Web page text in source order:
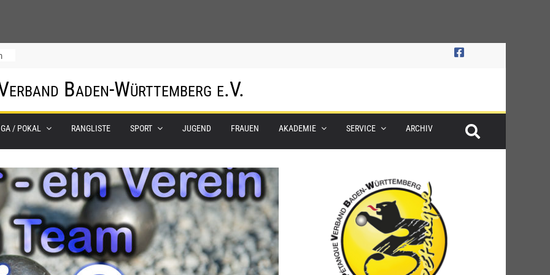
Baden-Württemberg e.V.
/ POKAL RANGLISTE SPORT JUGEND FRAUEN AKADEMIE SERVICE ARCHIV